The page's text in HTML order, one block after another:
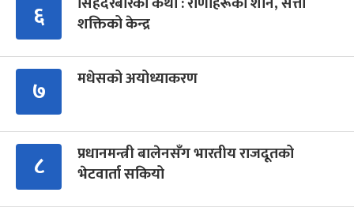
६
शक्तिको केन्द्र
७ मधेसको अयोध्याकरण
८
प्रधानमन्त्री बालेनसँग भारतीय राजदूतको
भेटवार्ता सकियो